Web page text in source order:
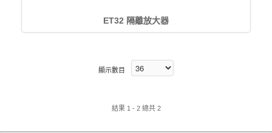
ET32 隔離放大器
顯示數目
結果 1 - 2 總共 2